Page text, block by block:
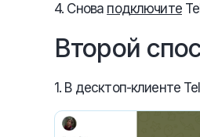
4. Снова подключите
Второй
1. В десктоп-клиенте